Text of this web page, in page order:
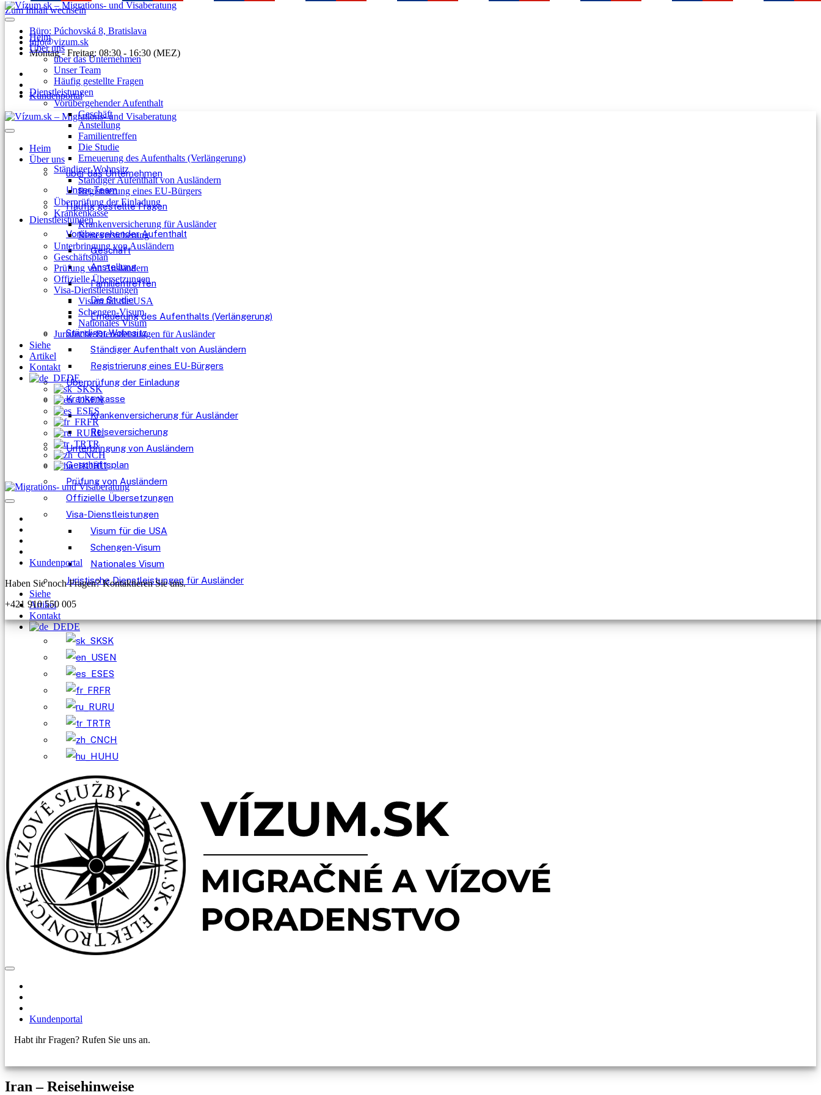
Zum Inhalt wechseln
Büro: Púchovská 8, Bratislava
info@vizum.sk
Montag - Freitag: 08:30 - 16:30 (MEZ)
Kundenportal
Heim
Über uns
über das Unternehmen
Unser Team
Häufig gestellte Fragen
Dienstleistungen
Vorübergehender Aufenthalt
Geschäft
Anstellung
Familientreffen
Die Studie
Erneuerung des Aufenthalts (Verlängerung)
Ständiger Wohnsitz
Ständiger Aufenthalt von Ausländern
Registrierung eines EU-Bürgers
Überprüfung der Einladung
Krankenkasse
Krankenversicherung für Ausländer
Reiseversicherung
Unterbringung von Ausländern
Geschäftsplan
Prüfung von Ausländern
Offizielle Übersetzungen
Visa-Dienstleistungen
Visum für die USA
Schengen-Visum
Nationales Visum
Juristische Dienstleistungen für Ausländer
Siehe
Artikel
Kontakt
DE
SK
EN
ES
FR
RU
TR
CH
HU
Kundenportal
Habt ihr Fragen? Rufen Sie uns an.
Heim
Über uns
über das Unternehmen
Unser Team
Häufig gestellte Fragen
Dienstleistungen
Vorübergehender Aufenthalt
Geschäft
Anstellung
Familientreffen
Die Studie
Erneuerung des Aufenthalts (Verlängerung)
Ständiger Wohnsitz
Ständiger Aufenthalt von Ausländern
Registrierung eines EU-Bürgers
Überprüfung der Einladung
Krankenkasse
Krankenversicherung für Ausländer
Reiseversicherung
Unterbringung von Ausländern
Geschäftsplan
Prüfung von Ausländern
Offizielle Übersetzungen
Visa-Dienstleistungen
Visum für die USA
Schengen-Visum
Nationales Visum
Juristische Dienstleistungen für Ausländer
Siehe
Artikel
Kontakt
DE
SK
EN
ES
FR
RU
TR
CH
HU
Kundenportal
Haben Sie noch Fragen? Kontaktieren Sie uns.
+421 910 550 005
Iran – Reisehinweise